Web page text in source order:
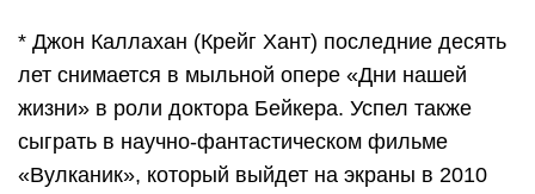
* Джон Каллахан (Крейг Хант) последние десять
лет снимается в мыльной опере «Дни нашей
жизни» в роли доктора Бейкера. Успел также
сыграть в научно-фантастическом фильме
«Вулканик», который выйдет на экраны в 2010